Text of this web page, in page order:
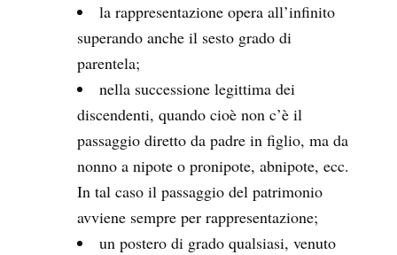
la rappresentazione opera all’infinito
superando anche il sesto grado di
parentela;
nella successione legittima dei
discendenti, quando cioè non c’è il
passaggio diretto da padre in figlio, ma da
nonno a nipote o pronipote, abnipote, ecc.
In tal caso il passaggio del patrimonio
avviene sempre per rappresentazione;
un postero di grado qualsiasi, venuto